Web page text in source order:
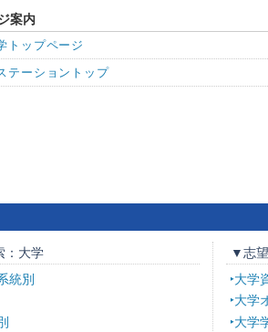
案内
トップページ
テーショントップ
：大学
統別
▼志
大学
大学
大学